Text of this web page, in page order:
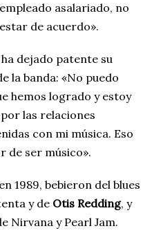
asalariado, no
de acuerdo».
dejado patente su
la banda: «No puedo
hemos logrado y estoy
las relaciones
con mi música. Eso
de ser músico».
1989, bebieron del blues
y de Otis Redding, y
Nirvana y Pearl Jam.